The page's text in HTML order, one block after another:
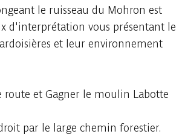
le ruisseau du Mohron est
d'interprétation vous présentant le
et leur environnement
route et Gagner le moulin Labotte
par le large chemin forestier.